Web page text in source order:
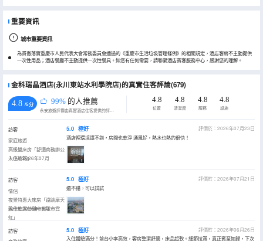
重要資訊
城市重要資訊
為貫徹落實重慶市人民代表大會常務委員會通過的《重慶市生活垃圾管理條例》的相關規定，酒店客房不主動提供
一次性用品；酒店餐廳不主動提供一次性餐具。如您有任何需要，請聯繫酒店賓客服務中心，感謝您的理解。
金科瑞晶酒店(永川東站水利學院店)的真實住客評論(679)
4.8 /5分 99% 的人推薦
永安旅遊評價由真實酒店住客提供的評價。
4.8
位置
4.8
清潔度
4.8
服務
4.8
設施
訪客
家庭旅遊
高級雙床房「舒適商務辦公
十小冰箱」
入住於2026年07月
5.0 極好
評價於：2026年07月23日
酒店裡環境還不錯，房間也乾淨 通風好，熱水也熱的很快！
訪客
情侶
夜景特惠大床房「遠眺摩天
輪十乾濕分離十賞城市霓
虹」
入住於2026年06月
5.0 極好
評價於：2026年07月21日
還不錯，可以試試
訪客
5.0 極好
評價於：2026年06月26日
入住體驗滿分！前台小李高效，客房整潔舒適，床品超軟。細節拉滿，真正賓至如歸，下次